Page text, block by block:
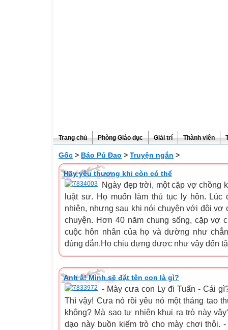
Trang chủ Phòng Giáo dục Giải trí Thành viên
Gốc > Báo Pú Đao > Truyện ngắn >
Hãy yêu thương khi còn có thể
Ngày đẹp trời, một cặp vợ chồng
luật sư. Họ muốn làm thủ tục ly hôn.
nhiên, nhưng sau khi nói chuyện với đôi vợ
chuyện. Hơn 40 năm chung sống, cặp vợ
cuộc hôn nhân của họ và dường như
đúng đắn.Họ chịu đựng được như vậy đến
Anh à! Mình sẽ đặt tên con là gì?
- Mày cưa con Ly đi Tuấn - Cái
Thì vậy! Cưa nó rồi yêu nó một tháng tao
không? Mà sao tự nhiên khui ra trò này
dạo này buồn kiếm trò cho mày chơi thôi.